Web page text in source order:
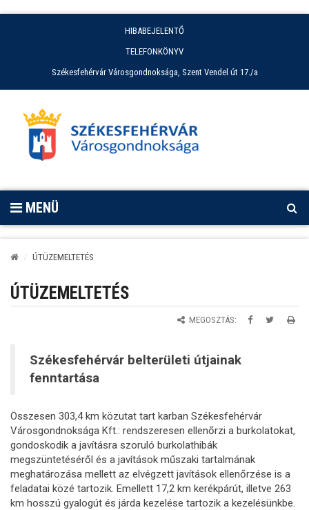
HIBABEJELENTŐ
TELEFONKÖNYV
Székesfehérvár Városgondnoksága, Szent Vendel út 17./a
MENÜ
ÚTÜZEMELTETÉS
ÚTÜZEMELTETÉS
MEGOSZTÁS:
Székesfehérvár belterületi útjainak
fenntartása
Összesen 303,4 km közutat tart karban Székesfehérvár
Városgondnoksága Kft.: rendszeresen ellenőrzi a burkolatokat,
gondoskodik a javításra szoruló burkolathibák
megszüntetéséről és a javítások műszaki tartalmának
meghatározása mellett az elvégzett javítások ellenőrzése is a
feladatai közé tartozik. Emellett 17,2 km kerékpárút, illetve 263
km hosszú gyalogút és járda kezelése tartozik a kezelésünkbe.